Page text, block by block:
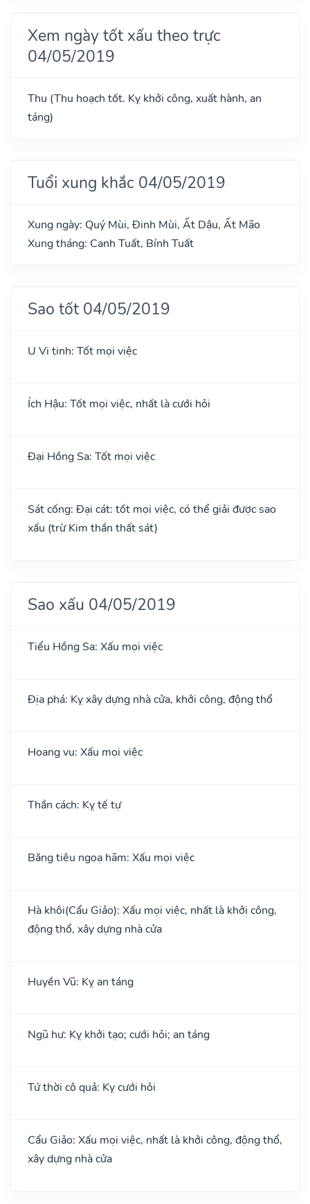
Xem ngày tốt xấu theo trực
04/05/2019
Thu (Thu hoạch tốt. Kỵ khởi công, xuất hành, an
táng)
Tuổi xung khắc 04/05/2019
Xung ngày: Quý Mùi, Đinh Mùi, Ất Dậu, Ất Mão
Xung tháng: Canh Tuất, Bính Tuất
Sao tốt 04/05/2019
U Vi tinh: Tốt mọi việc
Ích Hậu: Tốt mọi việc, nhất là cưới hỏi
Đại Hồng Sa: Tốt mọi việc
Sát cống: Đại cát: tốt mọi việc, có thể giải được sao
xấu (trừ Kim thần thất sát)
Sao xấu 04/05/2019
Tiểu Hồng Sa: Xấu mọi việc
Địa phá: Kỵ xây dựng nhà cửa, khởi công, động thổ
Hoang vu: Xấu mọi việc
Thần cách: Kỵ tế tự
Băng tiêu ngoạ hãm: Xấu mọi việc
Hà khôi(Cẩu Giảo): Xấu mọi việc, nhất là khởi công,
động thổ, xây dựng nhà cửa
Huyền Vũ: Kỵ an táng
Ngũ hư: Kỵ khởi tạo; cưới hỏi; an táng
Tứ thời cô quả: Kỵ cưới hỏi
Cẩu Giảo: Xấu mọi việc, nhất là khởi công, động thổ,
xây dựng nhà cửa